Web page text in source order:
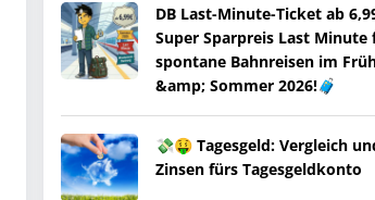
DB Last-Minute-Ticket ab
Super Sparpreis Last Minute
spontane Bahnreisen im
&amp; Sommer 2026!🧳
💸🤑 Tagesgeld: Vergleich
Zinsen fürs Tagesgeldkonto